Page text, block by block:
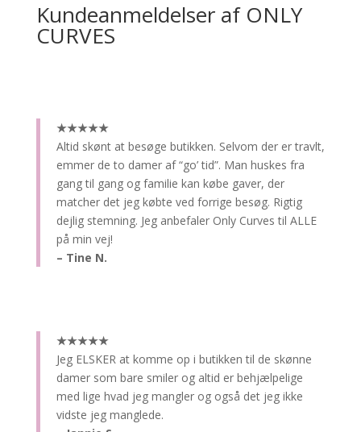
Kundeanmeldelser af ONLY
CURVES
★★★★★
Altid skønt at besøge butikken. Selvom der er travlt,
emmer de to damer af “go’ tid”. Man huskes fra
gang til gang og familie kan købe gaver, der
matcher det jeg købte ved forrige besøg. Rigtig
dejlig stemning. Jeg anbefaler Only Curves til ALLE
på min vej!
– Tine N.
★★★★★
Jeg ELSKER at komme op i butikken til de skønne
damer som bare smiler og altid er behjælpelige
med lige hvad jeg mangler og også det jeg ikke
vidste jeg manglede.